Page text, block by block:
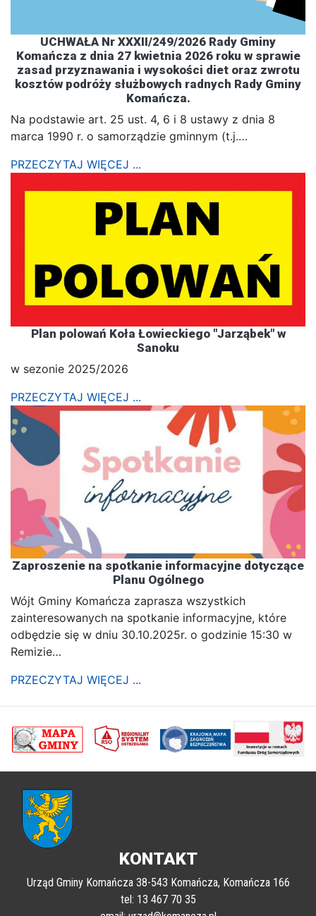
UCHWAŁA Nr XXXII/249/2026 Rady Gminy
Komańcza z dnia 27 kwietnia 2026 roku w sprawie
zasad przyznawania i wysokości diet oraz zwrotu
kosztów podróży służbowych radnych Rady Gminy
Komańcza.
Na podstawie art. 25 ust. 4, 6 i 8 ustawy z dnia 8
marca 1990 r. o samorządzie gminnym (t.j.…
PRZECZYTAJ WIĘCEJ ...
Plan polowań Koła Łowieckiego "Jarząbek" w
Sanoku
w sezonie 2025/2026
PRZECZYTAJ WIĘCEJ ...
Zaproszenie na spotkanie informacyjne dotyczące
Planu Ogólnego
Wójt Gminy Komańcza zaprasza wszystkich
zainteresowanych na spotkanie informacyjne, które
odbędzie się w dniu 30.10.2025r. o godzinie 15:30 w
Remizie…
PRZECZYTAJ WIĘCEJ ...
poprzednii
KONTAKT
Urząd Gminy Komańcza 38-543 Komańcza, Komańcza 166
tel: 13 467 70 35